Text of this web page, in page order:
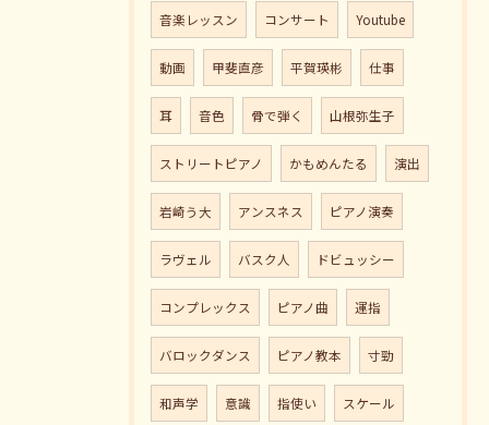
音楽レッスン コンサート Youtube
動画 甲斐直彦 平賀瑛彬 仕事
耳 音色 骨で弾く 山根弥生子
ストリートピアノ かもめんたる 演出
岩崎う大 アンスネス ピアノ演奏
ラヴェル バスク人 ドビュッシー
コンプレックス ピアノ曲 運指
バロックダンス ピアノ教本 寸勁
和声学 意識 指使い スケール